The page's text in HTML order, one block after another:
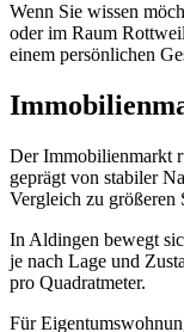
Wenn Sie wissen
oder im Raum
einem persönlichen
Der Immobilienmarkt
geprägt von stabiler
Vergleich zu größeren
In Aldingen bewegt
je nach Lage und
pro Quadratmeter.
Für